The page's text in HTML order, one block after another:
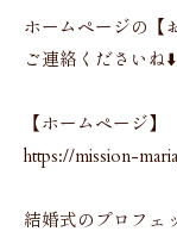
ホームページの【
ご連絡くださいね⬇️
【ホームページ】
https://mission-
結婚式のプロフェ